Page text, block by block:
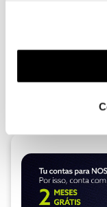
funcionalidades
funcionalidade) e
(cookies de
utilização dos
A